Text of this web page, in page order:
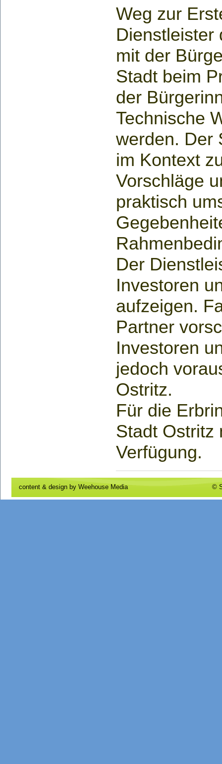
Weg zur
Dienstleister
mit der
Stadt beim
der
Technische
werden. Der
im Kontext
Vorschläge
praktisch
Der
Investoren
aufzeigen.
Partner
Investoren
jedoch
Ostritz.
Für die
Stadt Ostritz
Verfügung.
content & design by Weehouse Media ©